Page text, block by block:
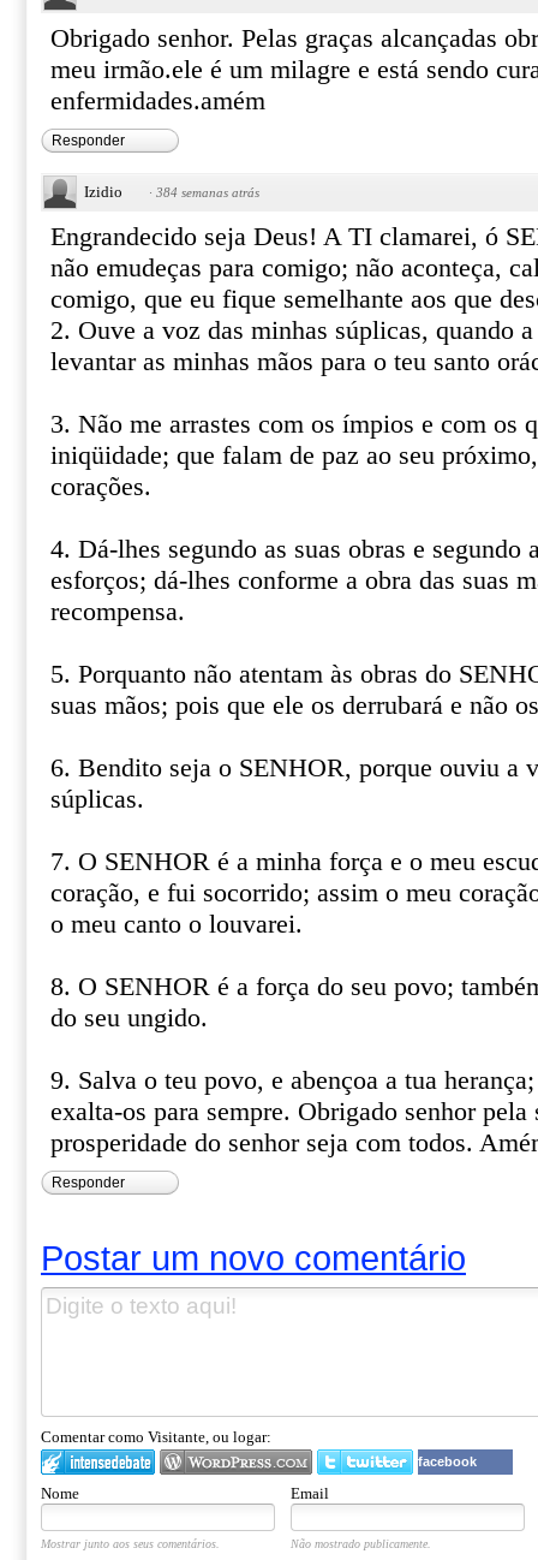
Obrigado senhor. Pelas graças alcançadas
meu irmão.ele é um milagre e está sendo
enfermidades.amém
Responder
Izidio · 384 semanas atrás
Engrandecido seja Deus! A TI clamarei, ó
não emudeças para comigo; não aconteça,
comigo, que eu fique semelhante aos que
2. Ouve a voz das minhas súplicas, quando
levantar as minhas mãos para o teu santo
3. Não me arrastes com os ímpios e com os
iniqüidade; que falam de paz ao seu
corações.
4. Dá-lhes segundo as suas obras e segundo
esforços; dá-lhes conforme a obra das suas
recompensa.
5. Porquanto não atentam às obras do
suas mãos; pois que ele os derrubará e não
6. Bendito seja o SENHOR, porque ouviu a
súplicas.
7. O SENHOR é a minha força e o meu
coração, e fui socorrido; assim o meu
o meu canto o louvarei.
8. O SENHOR é a força do seu povo;
do seu ungido.
9. Salva o teu povo, e abençoa a tua
exalta-os para sempre. Obrigado senhor pela
prosperidade do senhor seja com todos.
Responder
Postar um novo comentário
Comentar como Visitante, ou logar:
facebook
Nome Email
Mostrar junto aos seus comentários. Não mostrado publicamente.